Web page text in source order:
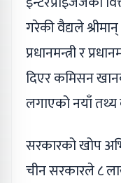
गरेकी वैद्यले
प्रधानमन्त्री र
दिएर कमिसन
लगाएको नयाँ
सरकारको खोप
चीन सरकारले ८